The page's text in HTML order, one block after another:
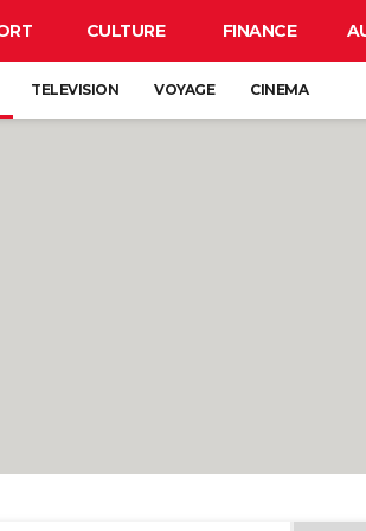
CULTURE FINANCE
TELEVISION VOYAGE CINEMA